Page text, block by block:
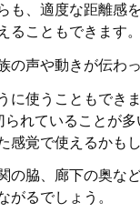
も、適度な距離感を
ることもできます。
声や動きが伝わ
に使うこともできま
れていることが多
感覚で使えるかもし
の脇、廊下の奥な
がるでしょう。